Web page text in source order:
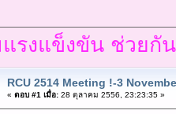
แรงแข็งขัน ช่วย
RCU 2514 Meeting !-3
« ตอบ #1 เมื่อ:28 ตุลาคม 2556, 23:23:35 »